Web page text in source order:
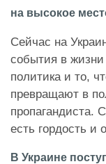
на высокое
Сейчас на
события в жизни
политика и то,
превращают в
пропагандиста.
есть гордость и
В Украине